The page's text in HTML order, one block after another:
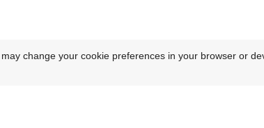
change your cookie preferences in your browser or